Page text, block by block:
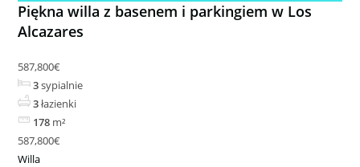
Piękna willa z basenem i parkingiem w Los
Alcazares
587,800€
3sypialnie
3łazienki
178 m²
587,800€
Willa